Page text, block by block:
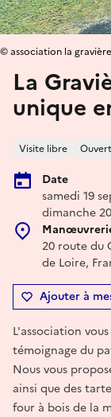
La
unique
Visite libre
Date
samedi 19
dimanche
20 route du
de Loire,
Ajouter à
© association la gravière
L'association
témoignage du
Nous vous
ainsi que des
four à bois de la